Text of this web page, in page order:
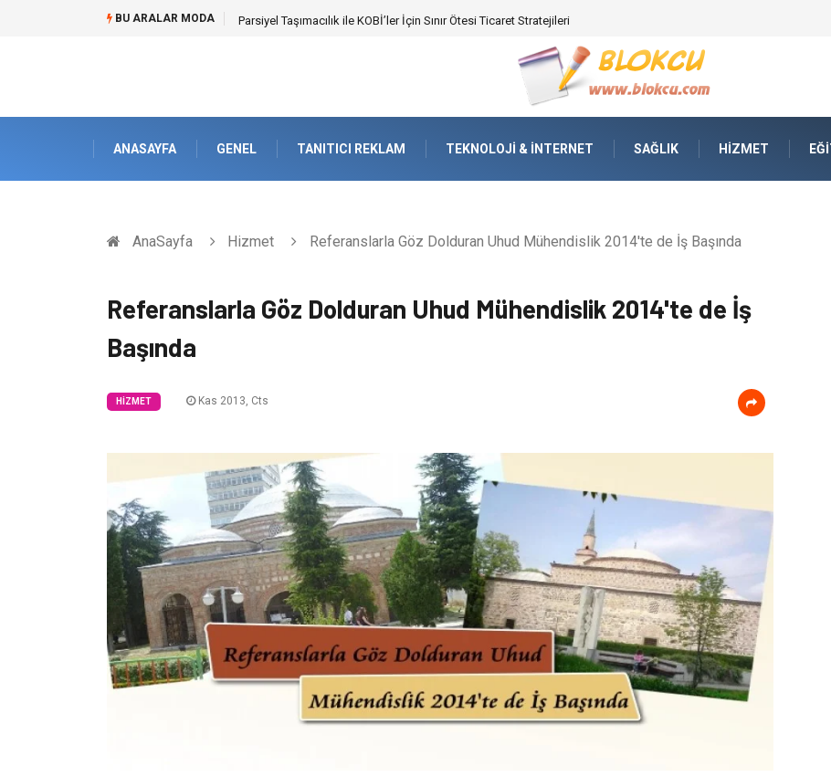
BU ARALAR MODA Br544 ile Lastik ve Plastik Modifikasyonunda Yüksek Performans
ANASAYFA GENEL TANITICI REKLAM TEKNOLOJI & İNTERNET SAĞLIK HIZMET
AnaSayfa Hizmet Referanslarla Göz Dolduran Uhud Mühendislik 2014'te de İş Başında
Referanslarla Göz Dolduran Uhud Mühendislik 2014'te de İş
Başında
HIZMET Kas 2013, Cts